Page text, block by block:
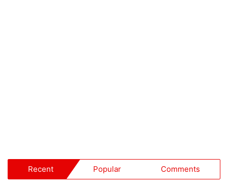
Recent Popular Comments